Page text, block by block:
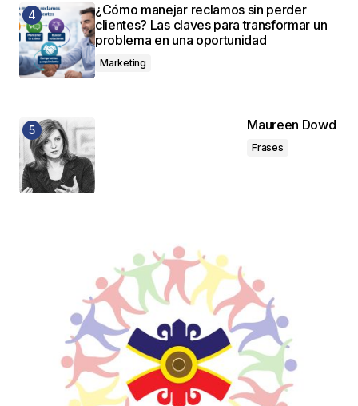
¿Cómo manejar reclamos sin perder
clientes? Las claves para transformar un
problema en una oportunidad
Marketing
Maureen Dowd
Frases